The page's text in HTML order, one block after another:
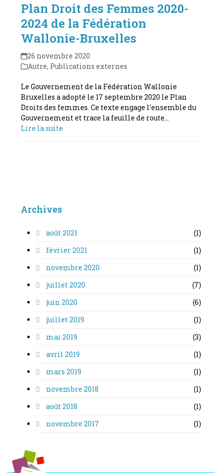
Plan Droit des Femmes 2020-
2024 de la Fédération
Wallonie-Bruxelles
26 novembre 2020
Autre, Publications externes
Le Gouvernement de la Fédération Wallonie
Bruxelles a adopté le 17 septembre 2020 le Plan
Droits des femmes. Ce texte engage l’ensemble du
Gouvernement et trace la feuille de route…
Lire la suite
Archives
août 2021
(1)
février 2021
(1)
novembre 2020
(1)
juillet 2020
(7)
juin 2020
(6)
juillet 2019
(1)
mai 2019
(3)
avril 2019
(1)
mars 2019
(1)
novembre 2018
(1)
août 2018
(1)
novembre 2017
(1)